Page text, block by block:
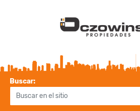
Buscar: